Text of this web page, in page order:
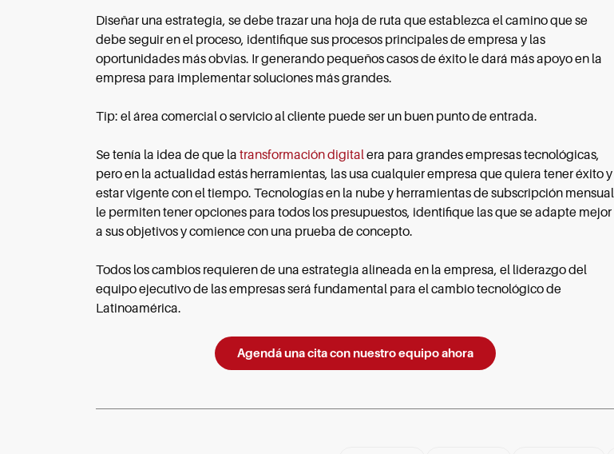
Diseñar una estrategia, se debe trazar una hoja de ruta que establezca el camino que se
debe seguir en el proceso, identifique sus procesos principales de empresa y las
oportunidades más obvias. Ir generando pequeños casos de éxito le dará más apoyo en la
empresa para implementar soluciones más grandes.
Tip: el área comercial o servicio al cliente puede ser un buen punto de entrada.
Se tenía la idea de que la transformación digital era para grandes empresas tecnológicas,
pero en la actualidad estás herramientas, las usa cualquier empresa que quiera tener éxito y
estar vigente con el tiempo. Tecnologías en la nube y herramientas de subscripción mensual
le permiten tener opciones para todos los presupuestos, identifique las que se adapte mejor
a sus objetivos y comience con una prueba de concepto.
Todos los cambios requieren de una estrategia alineada en la empresa, el liderazgo del
equipo ejecutivo de las empresas será fundamental para el cambio tecnológico de
Latinoamérica.
Agendá una cita con nuestro equipo ahora